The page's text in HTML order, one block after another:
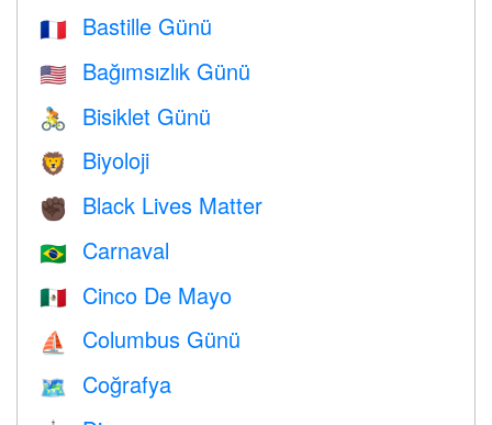
🇫🇷 Bastille Günü
🇺🇸 Bağımsızlık Günü
🚴 Bisiklet Günü
🦁 Biyoloji
✊🏿 Black Lives Matter
🇧🇷 Carnaval
🇲🇽 Cinco De Mayo
⛵️ Columbus Günü
🗺 Coğrafya